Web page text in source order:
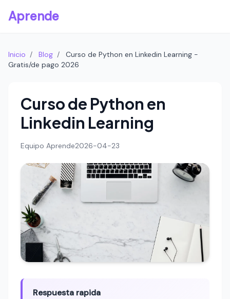
Aprende
Inicio / Blog /
Curso de Python en Linkedin Learning -
Gratis/de pago 2026
Curso de Python en
Linkedin Learning
Equipo Aprende2026-04-23
Respuesta rapida